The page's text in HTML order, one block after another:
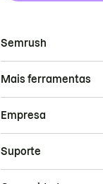
Semrush
Mais ferramentas
Empresa
Suporte